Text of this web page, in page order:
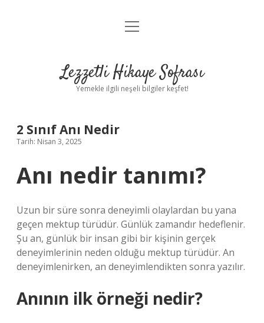
Anasayfa
Yasal Uyarı
menüyü
Lezzetli Hikaye Sofrası
Yemekle ilgili neşeli bilgiler keşfet!
2 Sınıf Anı Nedir
Tarih: Nisan 3, 2025
Anı nedir tanımı?
Uzun bir süre sonra deneyimli olaylardan bu yana
geçen mektup türüdür. Günlük zamandır hedeflenir.
Şu an, günlük bir insan gibi bir kişinin gerçek
deneyimlerinin neden olduğu mektup türüdür. An
deneyimlenirken, an deneyimlendikten sonra yazılır.
Anının ilk örneği nedir?